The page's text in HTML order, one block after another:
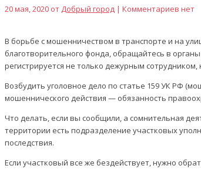
20 мая, 2020 от Добрый город | Комментариев нет
В борьбе с мошенничеством в транспорте и на
благотворительного фонда, обращайтесь в
регистрируется не только дежурным
Возбудить уголовное дело по статье 159 УК РФ
мошеннического действия — обязанность
Что делать, если вы сообщили, а сомнительная
территории есть подразделение участковых
последствия.
Если участковый все же бездействует, нужно